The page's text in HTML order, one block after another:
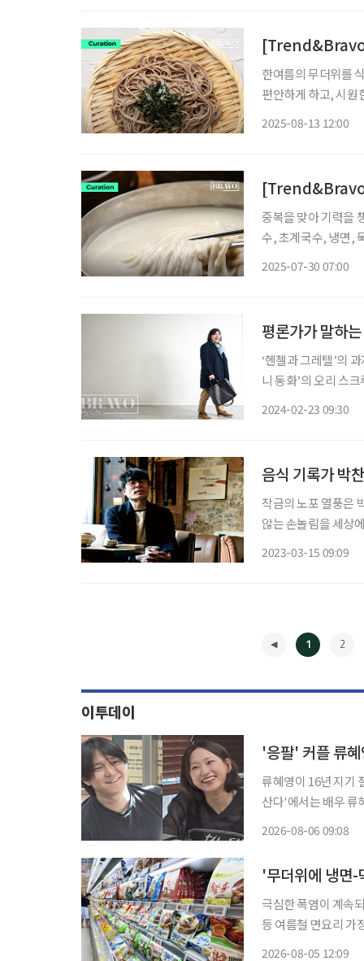
[Trend&Bravo]
한여름의 무더위를
편안하게 하고, 시원
2025-08-13 12:00
중복을 맞아 기력을
수, 초계국수, 냉면,
2025-07-30 07:00
평론가가 말하
‘헨젤과 그레텔’의
니 동화’의 오리 스
2024-02-23 09:30
작금의 노포 열풍은
않는 손놀림을 세상
2023-03-15 09:09
1 2
이투데이
'응팔' 커플 류
류혜영이 16년 지기 절친 고경
산다'에서는 배우 류
2026-08-06 09:08
'무더위에 냉면
극심한 폭염이 계속
등 여름철 면요리 가
2026-08-05 12:09